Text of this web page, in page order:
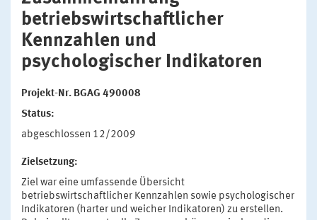
betriebswirtschaftlicher
Kennzahlen und
psychologischer Indikatoren
Projekt-Nr. BGAG 490008
Status:
abgeschlossen 12/2009
Zielsetzung:
Ziel war eine umfassende Übersicht
betriebswirtschaftlicher Kennzahlen sowie psychologischer
Indikatoren (harter und weicher Indikatoren) zu erstellen.